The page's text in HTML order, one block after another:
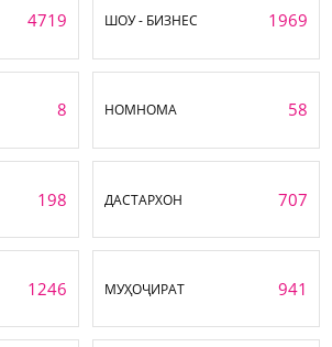
4719 ШОУ - БИЗНЕС 1969
8 НОМНОМА 58
198 ДАСТАРХОН 707
1246 МУҲОҶИРАТ 941